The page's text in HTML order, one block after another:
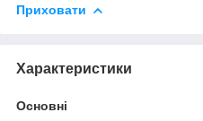
Приховати
Характеристики
Основні